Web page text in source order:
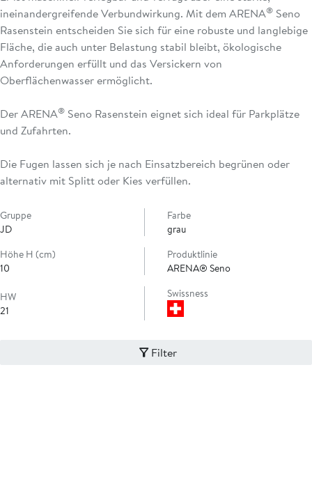
ineinandergreifende Verbundwirkung. Mit dem ARENA® Seno
Rasenstein entscheiden Sie sich für eine robuste und langlebige
Fläche, die auch unter Belastung stabil bleibt, ökologische
Anforderungen erfüllt und das Versickern von
Oberflächenwasser ermöglicht.
Der ARENA® Seno Rasenstein eignet sich ideal für Parkplätze
und Zufahrten.
Die Fugen lassen sich je nach Einsatzbereich begrünen oder
alternativ mit Splitt oder Kies verfüllen.
Gruppe
JD
Farbe
grau
Höhe H (cm)
10
Produktlinie
ARENA® Seno
HW
21
Swissness
Filter